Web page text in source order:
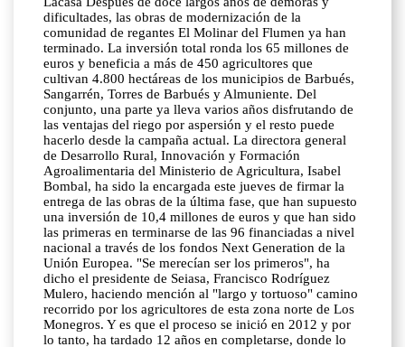
dificultades, las obras de modernización de la
comunidad de regantes El Molinar del Flumen ya han
terminado. La inversión total ronda los 65 millones de
euros y beneficia a más de 450 agricultores que
cultivan 4.800 hectáreas de los municipios de Barbués,
Sangarrén, Torres de Barbués y Almuniente. Del
conjunto, una parte ya lleva varios años disfrutando de
las ventajas del riego por aspersión y el resto puede
hacerlo desde la campaña actual. La directora general
de Desarrollo Rural, Innovación y Formación
Agroalimentaria del Ministerio de Agricultura, Isabel
Bombal, ha sido la encargada este jueves de firmar la
entrega de las obras de la última fase, que han supuesto
una inversión de 10,4 millones de euros y que han sido
las primeras en terminarse de las 96 financiadas a nivel
nacional a través de los fondos Next Generation de la
Unión Europea. "Se merecían ser los primeros", ha
dicho el presidente de Seiasa, Francisco Rodríguez
Mulero, haciendo mención al "largo y tortuoso" camino
recorrido por los agricultores de esta zona norte de Los
Monegros. Y es que el proceso se inició en 2012 y por
lo tanto, ha tardado 12 años en completarse, donde lo